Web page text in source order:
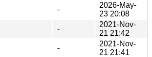
-
2026-May-
23 20:08
-
2021-Nov-
21 21:42
-
2021-Nov-
21 21:41